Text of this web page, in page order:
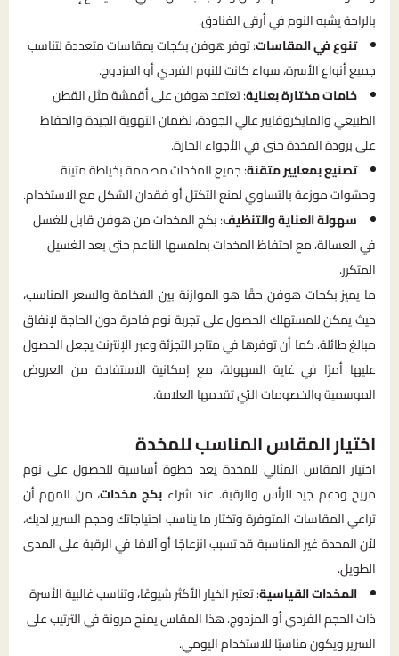
بالراحة يشبه النوم في أرقى الفنادق.
تنوع في المقاسات: توفر هوفن بكجات بمقاسات متعددة لتناسب
جميع أنواع الأسرة، سواء كانت للنوم الفردي أو المزدوج.
خامات مختارة بعناية: تعتمد هوفن على أقمشة مثل القطن
الطبيعي والمايكروفايبر عالي الجودة، لضمان التهوية الجيدة والحفاظ
على برودة المخدة حتى في الأجواء الحارة.
تصنيع بمعايير متقنة: جميع المخدات مصممة بخياطة متينة
وحشوات موزعة بالتساوي لمنع التكتل أو فقدان الشكل مع الاستخدام.
سهولة العناية والتنظيف: بكج المخدات من هوفن قابل للغسل
في الغسالة، مع احتفاظ المخدات بملمسها الناعم حتى بعد الغسيل
المتكرر.
ما يميز بكجات هوفن حقًا هو الموازنة بين الفخامة والسعر المناسب،
حيث يمكن للمستهلك الحصول على تجربة نوم فاخرة دون الحاجة لإنفاق
مبالغ طائلة. كما أن توفرها في متاجر التجزئة وعبر الإنترنت يجعل الحصول
عليها أمرًا في غاية السهولة، مع إمكانية الاستفادة من العروض
الموسمية والخصومات التي تقدمها العلامة.
اختيار المقاس المناسب للمخدة
اختيار المقاس المثالي للمخدة يعد خطوة أساسية للحصول على نوم
مريح ودعم جيد للرأس والرقبة. عند شراء بكج مخدات، من المهم أن
تراعي المقاسات المتوفرة وتختار ما يناسب احتياجاتك وحجم السرير لديك،
لأن المخدة غير المناسبة قد تسبب انزعاجًا أو آلامًا في الرقبة على المدى
الطويل.
المخدات القياسية: تعتبر الخيار الأكثر شيوعًا، وتناسب غالبية الأسرة
ذات الحجم الفردي أو المزدوج. هذا المقاس يمنح مرونة في الترتيب على
السرير ويكون مناسبًا للاستخدام اليومي.